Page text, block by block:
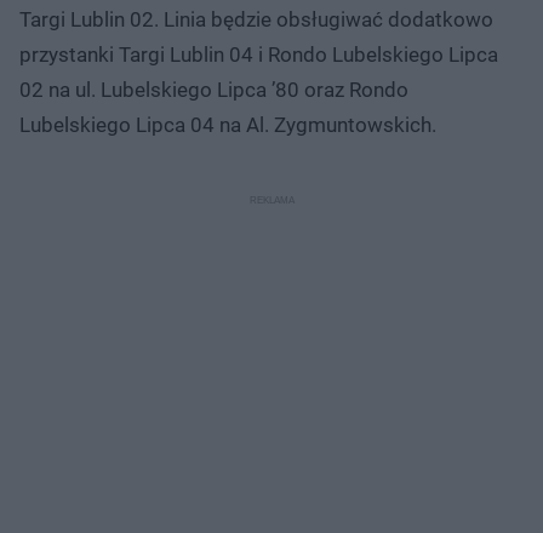
Targi Lublin 02. Linia będzie obsługiwać dodatkowo
przystanki Targi Lublin 04 i Rondo Lubelskiego Lipca
02 na ul. Lubelskiego Lipca ’80 oraz Rondo
Lubelskiego Lipca 04 na Al. Zygmuntowskich.